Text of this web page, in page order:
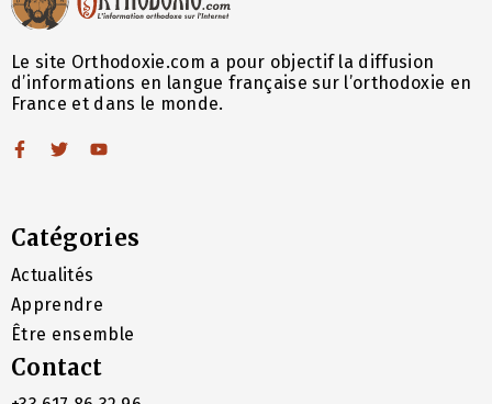
Le site Orthodoxie.com a pour objectif la diffusion
d’informations en langue française sur l’orthodoxie en
France et dans le monde.
Catégories
Actualités
Apprendre
Être ensemble
Contact